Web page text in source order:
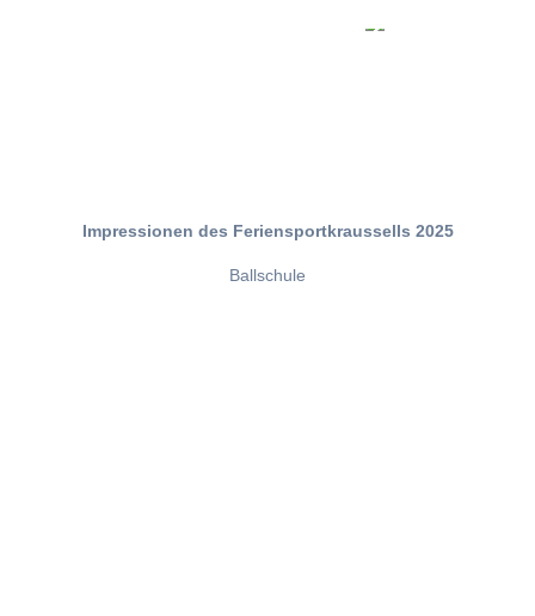
Impressionen des Feriensportkraussells 2025
Ballschule